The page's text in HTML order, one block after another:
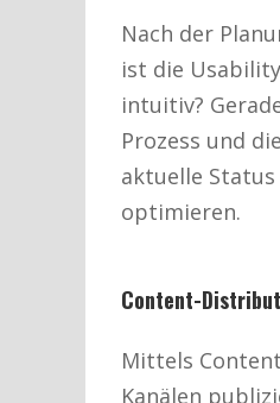
Nach der
ist die
intuitiv?
Prozess und
aktuelle
optimieren.
Content-
Mittels
Kanälen